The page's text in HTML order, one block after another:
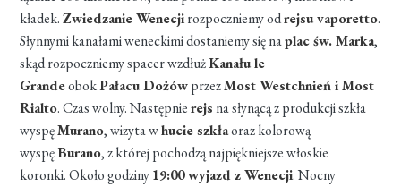
kładek.Zwiedzanie Wenecjirozpoczniemy odrejsu vaporetto.
Słynnymi kanałami weneckimi dostaniemy się naplac św. Marka,
skąd rozpoczniemy spacer wzdłużKanału le
GrandeobokPałacu DożówprzezMost Westchnień i Most
Rialto. Czas wolny. Następnierejs na słynącą z produkcji szkła
wyspęMurano, wizyta whucie szkłaoraz kolorową
wyspęBurano, z której pochodzą najpiękniejsze włoskie
koronki. Około godziny19:00 wyjazd z Wenecji. Nocny